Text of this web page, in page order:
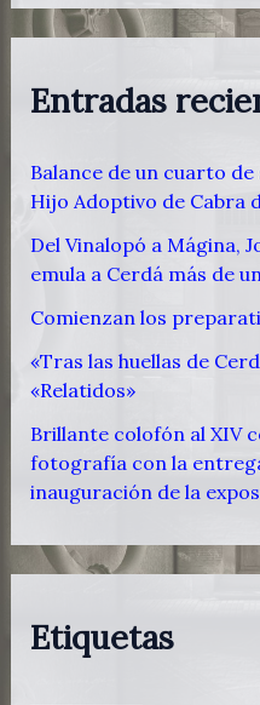
Entradas
Balance de un cuarto
Hijo Adoptivo de Cabra
Del Vinalopó a Mágina,
emula a Cerdá más de
Comienzan los
«Tras las huellas de
«Relatidos»
Brillante colofón al XIV
fotografía con la
inauguración de la
Etiquetas